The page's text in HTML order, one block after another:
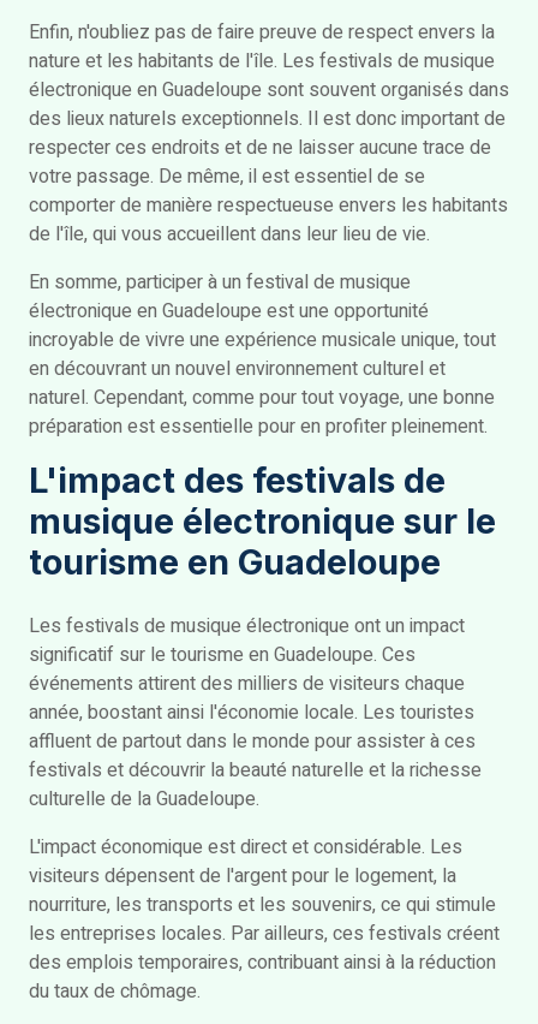
Enfin, n'oubliez pas de faire preuve de respect envers la
nature et les habitants de l'île. Les festivals de musique
électronique en Guadeloupe sont souvent organisés dans
des lieux naturels exceptionnels. Il est donc important de
respecter ces endroits et de ne laisser aucune trace de
votre passage. De même, il est essentiel de se
comporter de manière respectueuse envers les habitants
de l'île, qui vous accueillent dans leur lieu de vie.
En somme, participer à un festival de musique
électronique en Guadeloupe est une opportunité
incroyable de vivre une expérience musicale unique, tout
en découvrant un nouvel environnement culturel et
naturel. Cependant, comme pour tout voyage, une bonne
préparation est essentielle pour en profiter pleinement.
L'impact des festivals de
musique électronique sur le
tourisme en Guadeloupe
Les festivals de musique électronique ont un impact
significatif sur le tourisme en Guadeloupe. Ces
événements attirent des milliers de visiteurs chaque
année, boostant ainsi l'économie locale. Les touristes
affluent de partout dans le monde pour assister à ces
festivals et découvrir la beauté naturelle et la richesse
culturelle de la Guadeloupe.
L'impact économique est direct et considérable. Les
visiteurs dépensent de l'argent pour le logement, la
nourriture, les transports et les souvenirs, ce qui stimule
les entreprises locales. Par ailleurs, ces festivals créent
des emplois temporaires, contribuant ainsi à la réduction
du taux de chômage.